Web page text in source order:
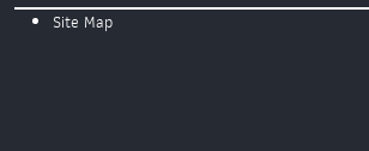
Site Map